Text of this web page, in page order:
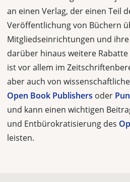
an einen Verlag, der einen Teil
Veröffentlichung von Büchern
Mitgliedseinrichtungen und
darüber hinaus weitere
ist vor allem im
aber auch von
Open Book Publishers oder
und kann einen wichtigen
und Entbürokratisierung des
leisten.